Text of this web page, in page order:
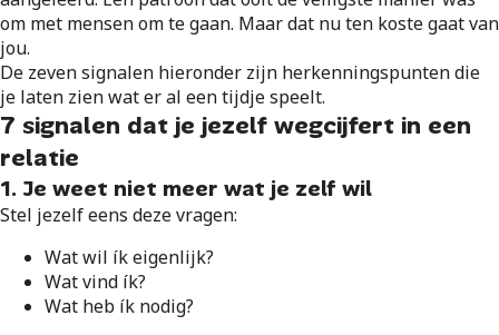
om met mensen om te gaan. Maar dat nu ten koste gaat van
jou.
De zeven signalen hieronder zijn herkenningspunten die
je laten zien wat er al een tijdje speelt.
7 signalen dat je jezelf wegcijfert in een
relatie
1. Je weet niet meer wat je zelf wil
Stel jezelf eens deze vragen:
Wat wil ík eigenlijk?
Wat vind ík?
Wat heb ík nodig?